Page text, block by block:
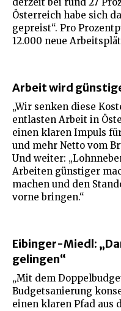
derzeit bei rund 27
Österreich habe sich
gepreist“. Pro
12.000 neue
Arbeit wird
„Wir senken diese
entlasten Arbeit in
einen klaren Impuls
und mehr Netto vom
Und weiter:
Arbeiten günstiger
machen und den
vorne bringen.“
Eibinger-Miedl:
gelingen“
„Mit dem
Budgetsanierung
einen klaren Pfad aus